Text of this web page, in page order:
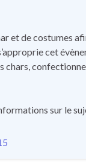
et de costumes
cet
chars,
sur le